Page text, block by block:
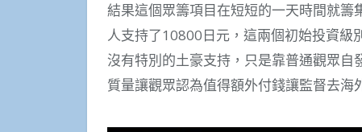
結果這個眾籌項目在短短的一天時間就
人支持了10800日元，這兩個初始投資級
沒有特別的土豪支持，只是靠普通觀眾
質量讓觀眾認為值得額外付錢讓監督去海